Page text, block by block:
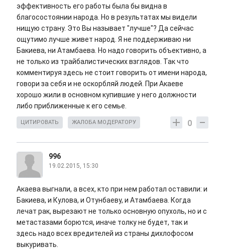
эффективность его работы была бы видна в
благосостоянии народа. Но в результатах мы видели
нищую страну. Это Вы называет "лучше"? Да сейчас
ощутимо лучше живет народ. Я не поддерживаю ни
Бакиева, ни Атамбаева. Но надо говорить объективно, а
не только из трайбалистических взглядов. Так что
комментируя здесь не стоит говорить от имени народа,
говори за себя и не оскорбляй людей. При Акаеве
хорошо жили в основном купившие у него должности
либо приближенные к его семье.
0
ЦИТИРОВАТЬ ЖАЛОБА МОДЕРАТОРУ
996
19.02.2015, 15:30
Акаева выгнали, а всех, кто при нем работал оставили: и
Бакиева, и Кулова, и Отунбаеву, и Атамбаева. Когда
лечат рак, вырезают не только основную опухоль, но и с
метастазами борются, иначе толку не будет, так и
здесь надо всех вредителей из страны дихлофосом
выкуривать.